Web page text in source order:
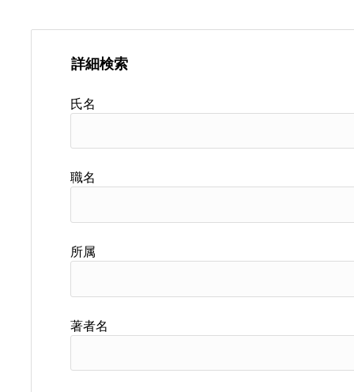
詳細検索
氏名
職名
所属
著者名